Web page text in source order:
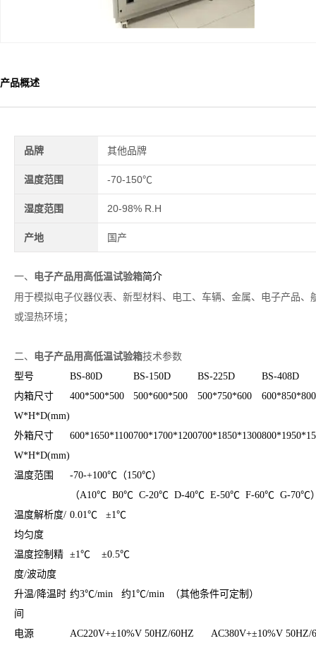
产品概述
品牌 其他品牌
温度范围 -70-150℃
湿度范围 20-98% R.H
产地 国产
一、 电子产品用高低温试验箱简介
用于模拟电子仪器仪表、新型材料、电工、车辆、金属、电子产品
或湿热环境；
二、 电子产品用高低温试验箱技术参数
型号
BS-80D BS-150D BS-225D
BS-408D
内箱尺寸
W*H*D(mm)
400*500*500 500*600*500 500*750*600 600*850*800
外箱尺寸
W*H*D(mm)
600*1650*1100700*1700*1200700*1850*1300
温度范围
-70-+100℃（150℃）
（A10℃ B0℃ C-20℃ D-40℃ E-50℃ F-60℃ G-70℃
温度解析度/
均匀度
0.01℃ ±1℃
温度控制精
度/波动度
±1℃ ±0.5℃
升温/降温时
间
约3℃/min 约1℃/min （其他条件可定制）
电源 AC220V+±10%V 50HZ/60HZ AC380V+±10%V 50HZ/